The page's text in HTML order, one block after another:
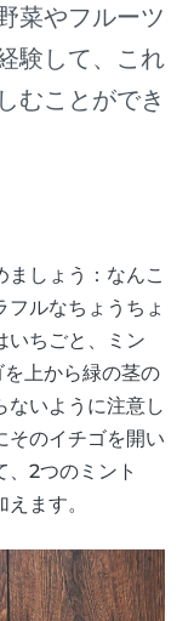
菜やフルーツ
験して、これ
むことができ
しょう：なんこ
ルなちょうちょ
いちごと、ミン
を上から緑の茎の
ないように注意し
そのイチゴを開い
、2つのミント
ます。